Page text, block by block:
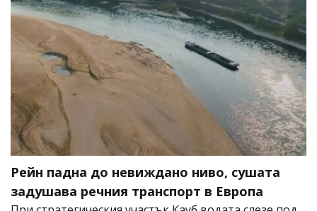
Рейн падна до невиждано ниво, сушата
задушава речния транспорт в Европа